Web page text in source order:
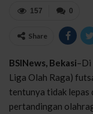
0
157
Share
BSINews, Bekasi–Di
Liga Olah Raga)
tentunya tidak lepas
pertandingan